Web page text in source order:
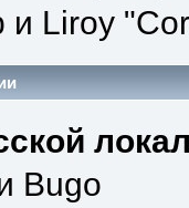
и Liroy
Bugo